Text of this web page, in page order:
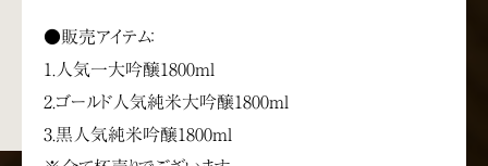
●販売アイテム：
1.人気一大吟醸1800ml
2.ゴールド人気純米大吟醸1800ml
3.黒人気純米吟醸1800ml